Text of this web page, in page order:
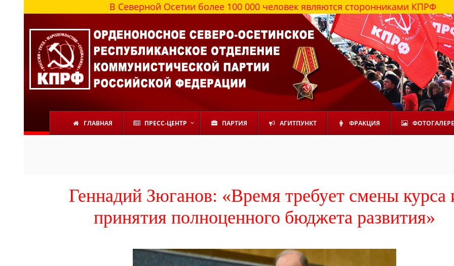
В Северной Осетии более 100 000 человек являются сторонниками КПРФ
ГЛАВНАЯ ПРЕСС-ЦЕНТР ПАРТИЯ АГИТПУНКТ ФРАКЦИЯ
Геннадий Зюганов: «Время требует смены курса
принятия полноценного бюджета развития»